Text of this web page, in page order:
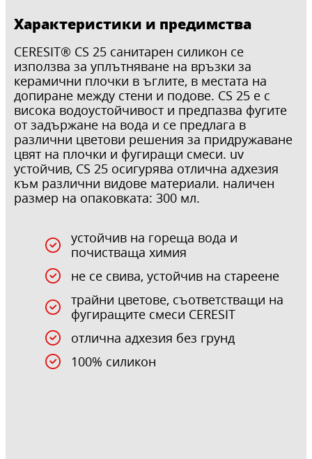
Характеристики и предимства
CERESIT® CS 25 санитарен силикон се
използва за уплътняване на връзки за
керамични плочки в ъглите, в местата на
допиране между стени и подове. CS 25 е с
висока водоустойчивост и предпазва фугите
от задържане на вода и се предлага в
различни цветови решения за придружаване
цвят на плочки и фугиращи смеси. uv
устойчив, CS 25 осигурява отлична адхезия
към различни видове материали. наличен
размер на опаковката: 300 мл.
устойчив на гореща вода и
почистваща химия
не се свива, устойчив на стареене
трайни цветове, съответстващи на
фугиращите смеси CERESIT
отлична адхезия без грунд
100% силикон